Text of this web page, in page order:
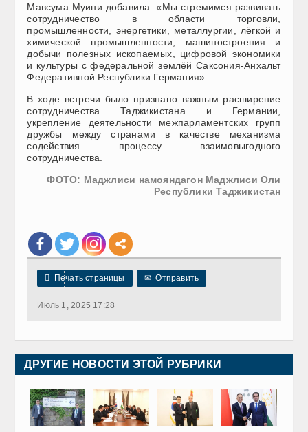
Мавсума Муини добавила: «Мы стремимся развивать
сотрудничество в области торговли,
промышленности, энергетики, металлургии, лёгкой и
химической промышленности, машиностроения и
добычи полезных ископаемых, цифровой экономики
и культуры с федеральной землёй Саксония-Анхальт
Федеративной Республики Германия».
В ходе встречи было признано важным расширение
сотрудничества Таджикистана и Германии,
укрепление деятельности межпарламентских групп
дружбы между странами в качестве механизма
содействия процессу взаимовыгодного
сотрудничества.
ФОТО: Маджлиси намояндагон Маджлиси Оли
Республики Таджикистан
 Печать страницы ✉ Отправить
Июль 1, 2025 17:28
ДРУГИЕ НОВОСТИ ЭТОЙ РУБРИКИ